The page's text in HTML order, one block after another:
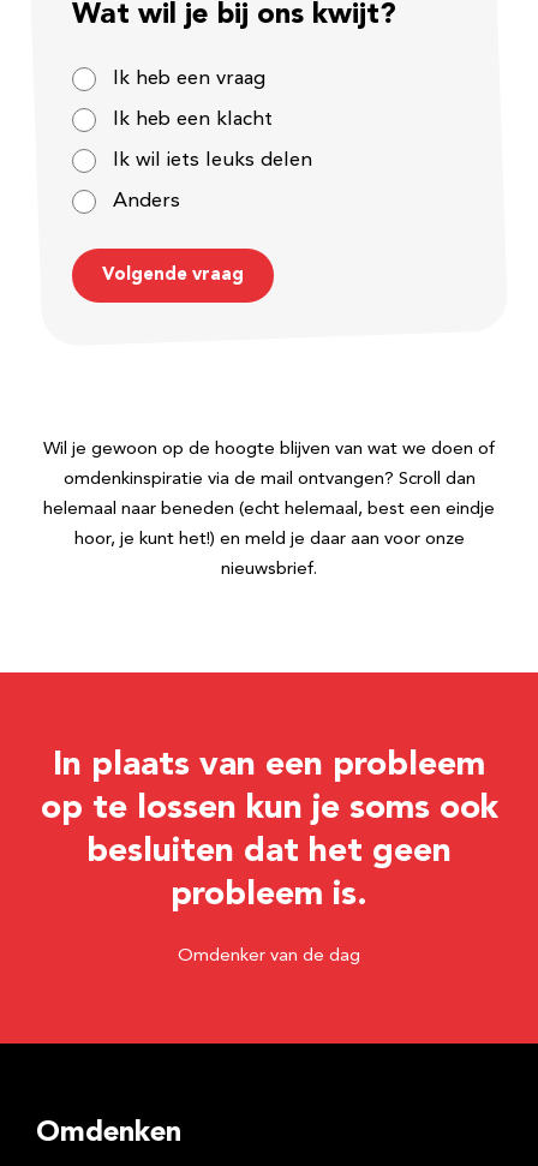
Wat wil je bij ons kwijt?
Ik heb een vraag
Ik heb een klacht
Ik wil iets leuks delen
Anders
Volgende vraag
Wil je gewoon op de hoogte blijven van wat we doen of
omdenkinspiratie via de mail ontvangen? Scroll dan
helemaal naar beneden (echt helemaal, best een eindje
hoor, je kunt het!) en meld je daar aan voor onze
nieuwsbrief.
In plaats van een probleem
op te lossen kun je soms ook
besluiten dat het geen
probleem is.
Omdenker van de dag
Omdenken